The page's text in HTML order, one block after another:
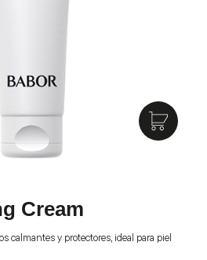
Cream
calmantes y protectores, ideal para piel